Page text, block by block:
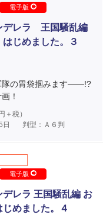
電子版
デレラ 王国騒乱編
じめました。３
隊の胃袋掴みます――!?
！
円＋税）
判型：Ａ６判
電子版
レラ 王国騒乱編 お
めました。４